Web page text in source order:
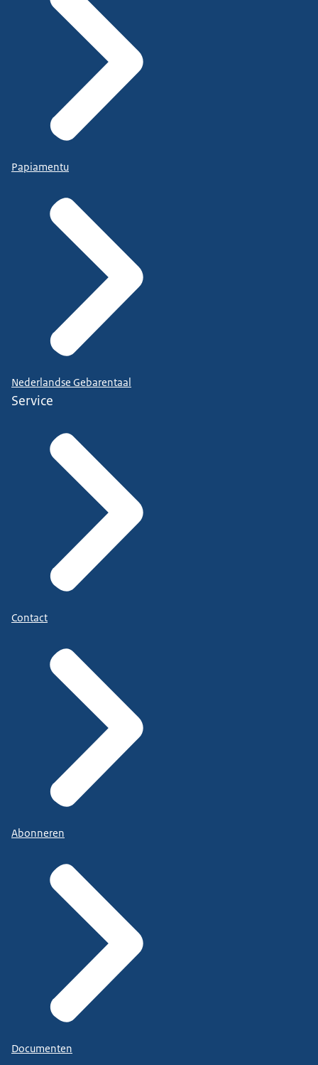
Papiamentu
Nederlandse Gebarentaal
Service
Contact
Abonneren
Documenten